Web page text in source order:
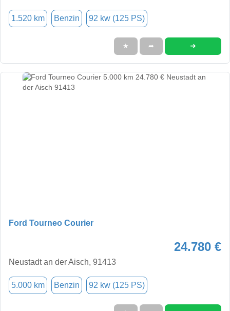
1.520 km Benzin 92 kw (125 PS)
★ ➦ ➜
Ford Tourneo Courier
24.780 €
Neustadt an der Aisch, 91413
5.000 km Benzin 92 kw (125 PS)